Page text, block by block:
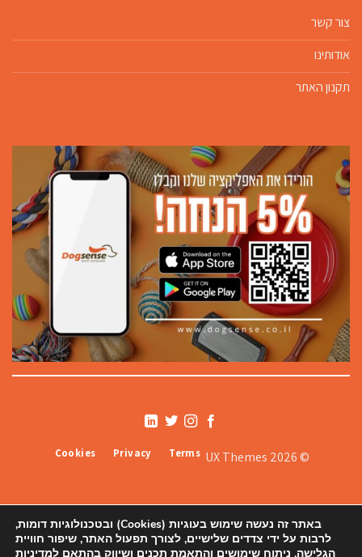
צור קשר
אודותינו
תקנון האתר
© 2026 UX Themes
Terms
Privacy
Cookies
באתר זה נעשה שימוש בעוגיות (Cookies) ובטכנולוגיות דומות,
לרבות על ידי צדדים שלישיים, לצורך תפעול האתר, שיפור חוויית
הגלישה, ניתוח שימושים והתאמת תכנים ושיווק בהתאם למדיניות